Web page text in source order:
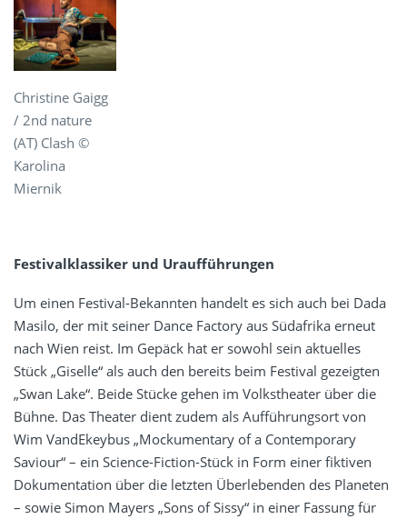
Christine Gaigg
/ 2nd nature
(AT) Clash ©
Karolina
Miernik
Festivalklassiker und Uraufführungen
Um einen Festival-Bekannten handelt es sich auch bei Dada
Masilo, der mit seiner Dance Factory aus Südafrika erneut
nach Wien reist. Im Gepäck hat er sowohl sein aktuelles
Stück „Giselle“ als auch den bereits beim Festival gezeigten
„Swan Lake“. Beide Stücke gehen im Volkstheater über die
Bühne. Das Theater dient zudem als Aufführungsort von
Wim VandEkeybus „Mockumentary of a Contemporary
Saviour“ – ein Science-Fiction-Stück in Form einer fiktiven
Dokumentation über die letzten Überlebenden des Planeten
– sowie Simon Mayers „Sons of Sissy“ in einer Fassung für